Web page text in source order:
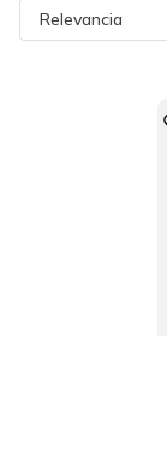
Relevancia